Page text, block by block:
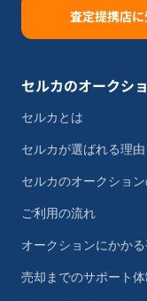
査定提携店
セルカのオークシ
セルカとは
セルカが選ばれる理由
セルカのオークショ
ご利用の流れ
オークションにかか
売却までのサポート体